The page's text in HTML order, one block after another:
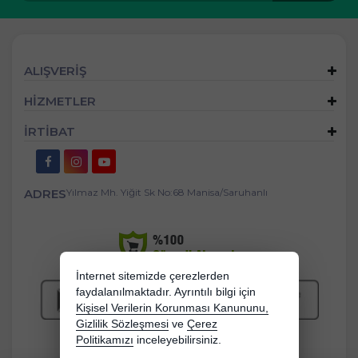
ALIŞVERİŞ
HİZMETLER
İRTİBAT
ADRESYılmaz Mh. Yiğit Sk No:68 Manisa/Saruhanlı
İnternet sitemizde çerezlerden
faydalanılmaktadır. Ayrıntılı bilgi için
Kişisel Verilerin Korunması Kanununu,
Gizlilik Sözleşmesi ve Çerez
Politikamızı inceleyebilirsiniz.